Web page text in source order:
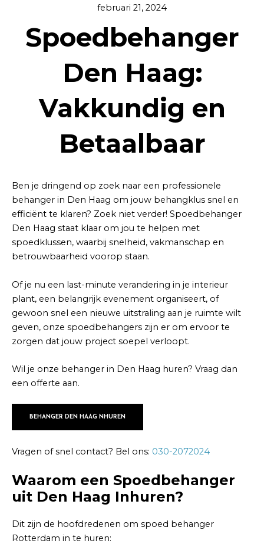
februari 21, 2024
Spoedbehanger
Den Haag:
Vakkundig en
Betaalbaar
Ben je dringend op zoek naar een professionele
behanger in Den Haag om jouw behangklus snel en
efficiënt te klaren? Zoek niet verder! Spoedbehanger
Den Haag staat klaar om jou te helpen met
spoedklussen, waarbij snelheid, vakmanschap en
betrouwbaarheid voorop staan.
Of je nu een last-minute verandering in je interieur
plant, een belangrijk evenement organiseert, of
gewoon snel een nieuwe uitstraling aan je ruimte wilt
geven, onze spoedbehangers zijn er om ervoor te
zorgen dat jouw project soepel verloopt.
Wil je onze behanger in Den Haag huren? Vraag dan
een offerte aan.
BEHANGER DEN HAAG NHUREN
Vragen of snel contact? Bel ons: 030-2072024
Waarom een Spoedbehanger
uit Den Haag Inhuren?
Dit zijn de hoofdredenen om spoed behanger
Rotterdam in te huren: